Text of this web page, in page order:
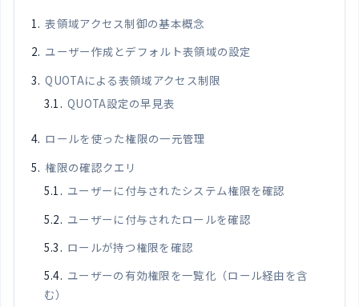
表領域アクセス制御の基本概念
ユーザー作成とデフォルト表領域の設定
QUOTAによる表領域アクセス制限
QUOTA設定の早見表
ロールを使った権限の一元管理
権限の確認クエリ
ユーザーに付与されたシステム権限を確認
ユーザーに付与されたロールを確認
ロールが持つ権限を確認
ユーザーの有効権限を一覧化（ロール経由を含
む）